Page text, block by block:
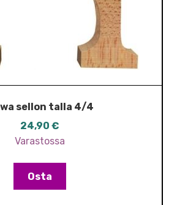
sellon talla 4/4
24,90 €
Varastossa
Osta